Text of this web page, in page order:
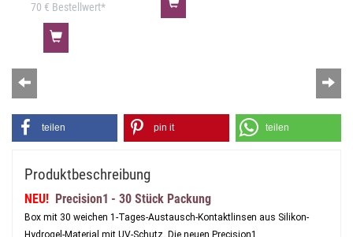
70 € Bestellwert*
Zurück
teilen pin it teilen
Produktbeschreibung
NEU! Precision1 - 30 Stück Packung
Box mit 30 weichen 1-Tages-Austausch-Kontaktlinsen aus Silikon-
Hydrogel-Material mit UV-Schutz. Die neuen Precision1